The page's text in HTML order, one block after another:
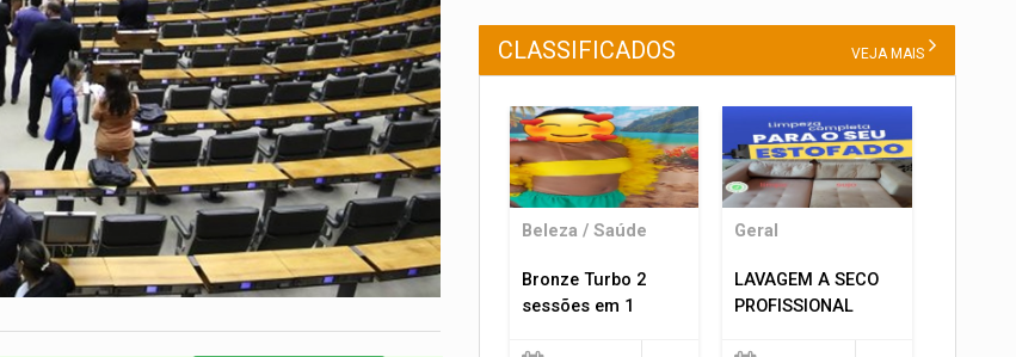
CLASSIFICADOS VEJA MAIS
Beleza / Saúde
Bronze Turbo 2
sessões em 1
Geral
LAVAGEM A SECO
PROFISSIONAL